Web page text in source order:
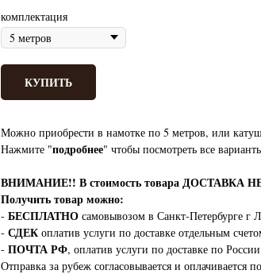
комплектация
КУПИТЬ
Можно приобрести в намотке по 5 метров, или
Нажмите "подробнее" чтобы посмотреть все
ВНИМАНИЕ!! В стоимость товара ДОСТАВКА
Получить товар можно:
- БЕСПЛАТНО самовывозом в Санкт-Петербурге г
- СДЕК оплатив услуги по доставке отдельным
- ПОЧТА РФ, оплатив услуги по доставке по
Отправка за рубеж согласовывается и оплачивается